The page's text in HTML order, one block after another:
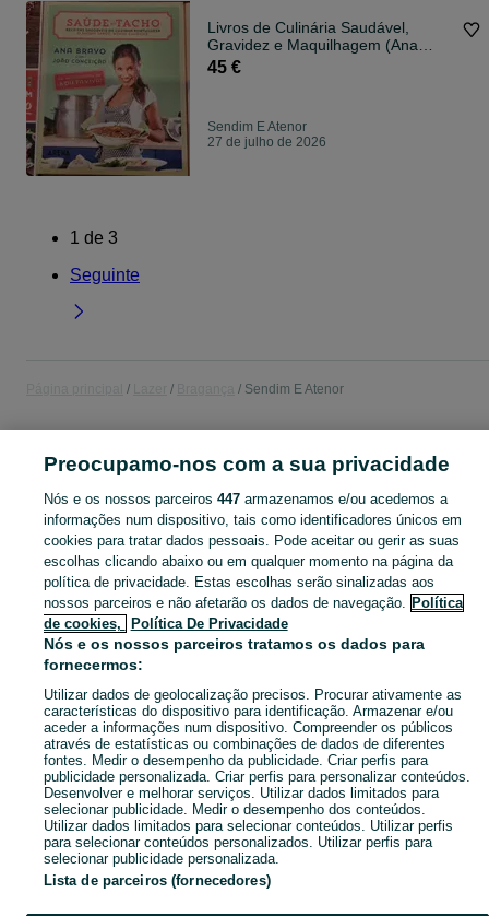
Livros de Culinária Saudável,
Gravidez e Maquilhagem (Ana
Bravo, Carmen Ferreira, etc.)
45 €
Sendim E Atenor
27 de julho de 2026
1 de 3
Seguinte
Sendim E Atenor
CATEGORIA
Navegue pelos últimos anúncios de Lazer em Sendim E Atenor no OLX Portugal. Compre e venda produtos locais com facilidade e segurança. Mostrar
Mapa do site
Mapa das freguesias
Mapa de mini-sites
Pesquisas populares
Preocupamo-nos com a sua privacidade
Nós e os nossos parceiros 447armazenamos e/ou acedemos a
informações num dispositivo, tais como identificadores únicos em
cookies para tratar dados pessoais. Pode aceitar ou gerir as suas
escolhas clicando abaixo ou em qualquer momento na página da
política de privacidade. Estas escolhas serão sinalizadas aos
nossos parceiros e não afetarão os dados de navegação. Política
de cookies,
Política De Privacidade
Nós e os nossos parceiros tratamos os dados para
fornecermos:
Utilizar dados de geolocalização precisos. Procurar ativamente as
características do dispositivo para identificação. Armazenar e/ou
aceder a informações num dispositivo. Compreender os públicos
através de estatísticas ou combinações de dados de diferentes
fontes. Medir o desempenho da publicidade. Criar perfis para
publicidade personalizada. Criar perfis para personalizar conteúdos.
Desenvolver e melhorar serviços. Utilizar dados limitados para
selecionar publicidade. Medir o desempenho dos conteúdos.
Utilizar dados limitados para selecionar conteúdos. Utilizar perfis
para selecionar conteúdos personalizados. Utilizar perfis para
selecionar publicidade personalizada.
Lista de parceiros (fornecedores)